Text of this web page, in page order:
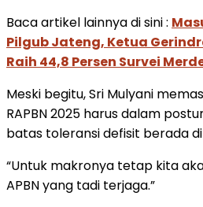
Baca artikel lainnya di sini :
Pilgub Jateng, Ketua
Raih 44,8 Persen Survei
Meski begitu, Sri Mulyani
RAPBN 2025 harus dalam
batas toleransi defisit berada
“Untuk makronya tetap kita
APBN yang tadi terjaga.”